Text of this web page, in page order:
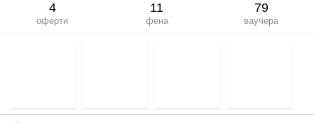
4
оферти
11
фена
79
ваучера